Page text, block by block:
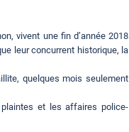
vivent une fin d’année 2018
leur concurrent historique, la
quelques mois seulement
et les affaires police-